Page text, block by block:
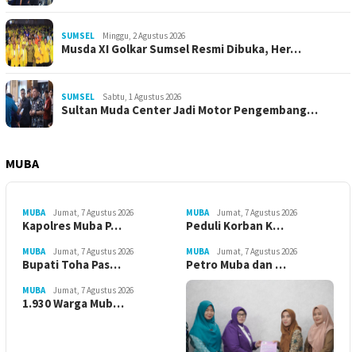
SUMSEL Minggu, 2 Agustus 2026
Musda XI Golkar Sumsel Resmi Dibuka, Her…
SUMSEL Sabtu, 1 Agustus 2026
Sultan Muda Center Jadi Motor Pengembang…
MUBA
MUBA Jumat, 7 Agustus 2026
Kapolres Muba P…
MUBA Jumat, 7 Agustus 2026
Peduli Korban K…
MUBA Jumat, 7 Agustus 2026
Bupati Toha Pas…
MUBA Jumat, 7 Agustus 2026
Petro Muba dan …
MUBA Jumat, 7 Agustus 2026
1.930 Warga Mub…